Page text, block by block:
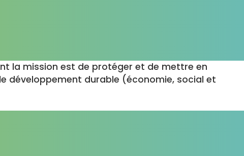
la mission est de protéger et de mettre en
développement durable (économie, social et